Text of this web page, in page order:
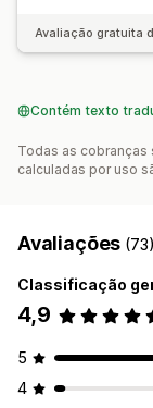
Avaliação gratuita
Contém texto
Todas as cobranças
calculadas por uso
Avaliações (73)
Classificação
4,9
5
4